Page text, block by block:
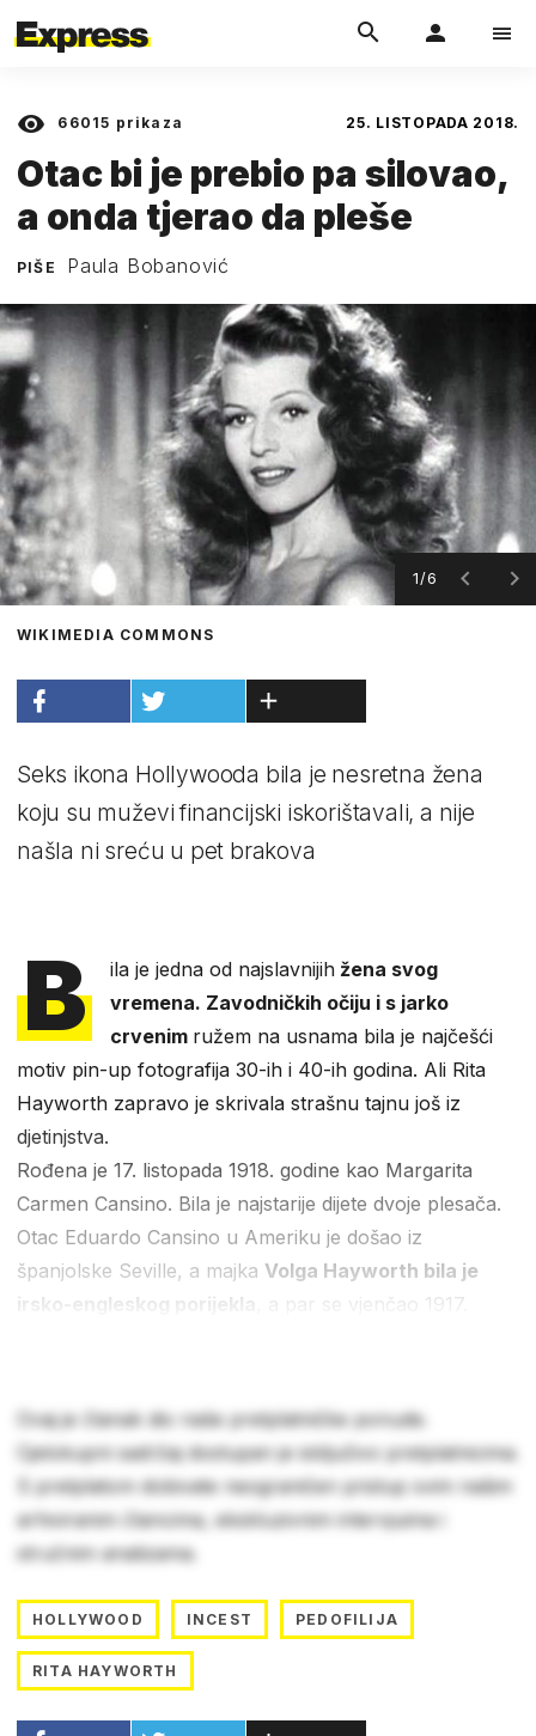
66015 prikaza 25. LISTOPADA 2018.
Otac bi je prebio pa silovao,
a onda tjerao da pleše
PIŠE Paula Bobanović
1/6
WIKIMEDIA COMMONS
Seks ikona Hollywooda bila je nesretna žena
koju su muževi financijski iskorištavali, a nije
našla ni sreću u pet brakova
B ila je jedna od najslavnijih žena svog
vremena. Zavodničkih očiju i s jarko
crvenim ružem na usnama bila je najčešći
motiv pin-up fotografija 30-ih i 40-ih godina. Ali Rita
Hayworth zapravo je skrivala strašnu tajnu još iz
djetinjstva.
Rođena je 17. listopada 1918. godine kao Margarita
Carmen Cansino. Bila je najstarije dijete dvoje plesača.
Otac Eduardo Cansino u Ameriku je došao iz
španjolske Seville, a majka Volga Hayworth bila je
irsko-engleskog porijekla
, a par se vjenčao 1917.
Ovaj je članak dio naše pretplatničke ponude.
Cjelokupni sadržaj dostupan je isključivo pretplatnicima.
S pretplatom dobivate neograničen pristup svim našim
arhiviranim člancima, ekskluzivnim intervjuima i
stručnim analizama.
HOLLYWOOD INCEST PEDOFILIJA
RITA HAYWORTH